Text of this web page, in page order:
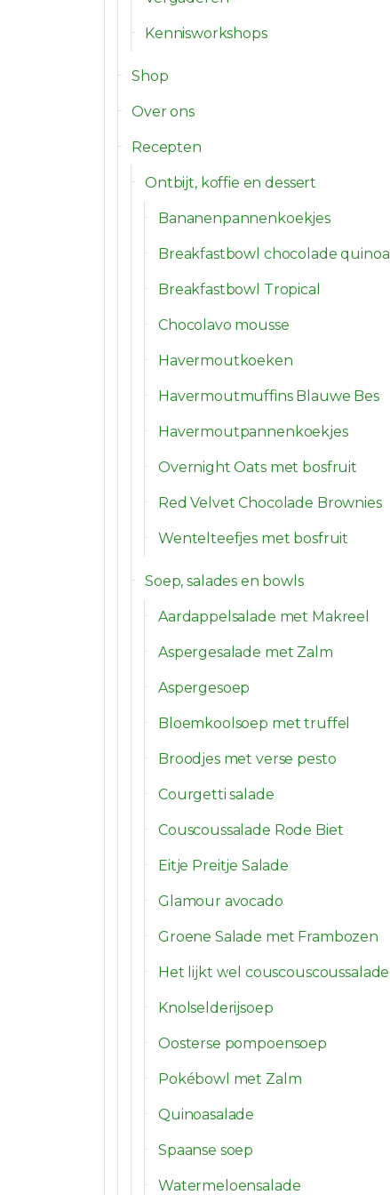
Kennisworkshops
Shop
Over ons
Recepten
Ontbijt, koffie en dessert
Bananenpannenkoekjes
Breakfastbowl chocolade quinoa
Breakfastbowl Tropical
Chocolavo mousse
Havermoutkoeken
Havermoutmuffins Blauwe Bes
Havermoutpannenkoekjes
Overnight Oats met bosfruit
Red Velvet Chocolade Brownies
Wentelteefjes met bosfruit
Soep, salades en bowls
Aardappelsalade met Makreel
Aspergesalade met Zalm
Aspergesoep
Bloemkoolsoep met truffel
Broodjes met verse pesto
Courgetti salade
Couscoussalade Rode Biet
Eitje Preitje Salade
Glamour avocado
Groene Salade met Frambozen
Het lijkt wel couscouscoussalade
Knolselderijsoep
Oosterse pompoensoep
Pokébowl met Zalm
Quinoasalade
Spaanse soep
Watermeloensalade